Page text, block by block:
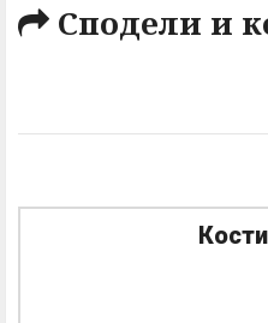
Сподели и